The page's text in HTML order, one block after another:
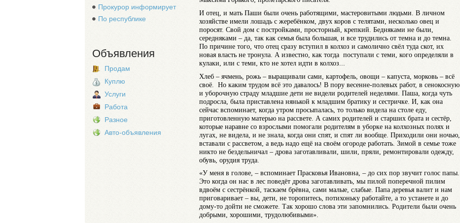
Прокурор информирует
По республике
Объявления
Продам
Куплю
Услуги
Работа
Разное
Авто-объявления
И отец, и мать Паши были очень работящими, мастеровитыми людьми. В личном
хозяйстве имели лошадь с жеребёнком, двух коров с телятами, несколько овец и
поросят. Свой дом с постройками, просторный, крепкий. Бедняками не были,
середняками – да, так как семья была большая, и все трудились от темна и до темна.
По причине того, что отец сразу вступил в колхоз и самолично свёл туда скот, их
новая власть не тронула. А известно, как тогда поступали с теми, кого определяли в
кулаки, или с теми, кто не хотел идти в колхоз...
Хлеб – ячмень, рожь – выращивали сами, картофель, овощи – капуста, морковь – всё
своё. Но каким трудом всё это давалось! В пору весенне-полевых работ, в сенокосную
и уборочную страду младшие дети не видели родителей неделями. Паша, когда чуть
подросла, была приставлена нянькой к младшим братику и сестричке. И, как она
сейчас вспоминает, когда утром просыпалась, то только видела на столе еду,
приготовленную матерью на рассвете. А самих родителей и старших брата и сестёр,
которые наравне со взрослыми помогали родителям в уборке на колхозных полях и
лугах, не видела, и не знала, когда они спят, и спят ли вообще. Приходили они ночью,
вставали с рассветом, а ведь надо ещё на своём огороде работать. Зимой в семье тоже
никто не бездельничал – дрова заготавливали, шили, пряли, ремонтировали одежду,
обувь, орудия труда.
«У меня в голове, – вспоминает Прасковья Ивановна, – до сих пор звучит голос папы.
Это когда он нас в лес поведёт дрова заготавливать, мы пилой поперечной пилим
вдвоём с сестрёнкой, таскаем брёвна, сами малые, слабые. Папа деревья валит и нам
приговаривает – вы, дети, не торопитесь, потихоньку работайте, а то устанете и до
дому-то дойти не сможете. Так хорошо слова эти запомнились. Родители были очень
добрыми, хорошими, трудолюбивыми».